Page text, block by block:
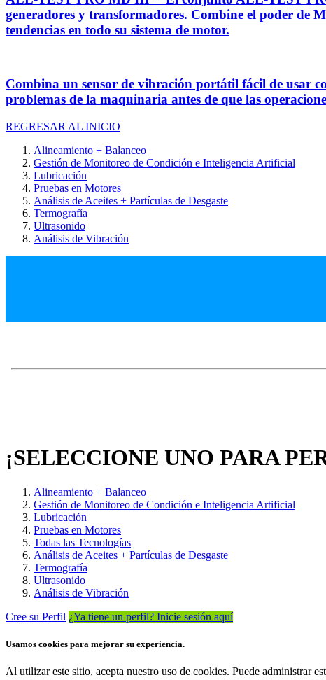
generadores y transformadores. Combine el poder
tendencias en todo su sistema de motor.
Combina un sensor de vibración portátil fácil de usar
problemas de la maquinaria antes de que las
REGRESAR AL INICIO
Alineamiento + Balanceo
Gestión de Monitoreo de Condición e Inteligencia Artificial
Lubricación
Pruebas en Motores
Análisis de Aceites + Partículas de Desgaste
Termografía
Ultrasonido
Análisis de Vibración
¡SELECCIONE UNO PARA
Alineamiento + Balanceo
Gestión de Monitoreo de Condición e Inteligencia Artificial
Lubricación
Pruebas en Motores
Todas las Tecnologías
Análisis de Aceites + Partículas de Desgaste
Termografía
Ultrasonido
Análisis de Vibración
Cree su Perfil ¿Ya tiene un perfil? Inicie sesión aquí
Usamos cookies para mejorar su experiencia.
Al utilizar este sitio, acepta nuestro uso de cookies. Puede administrar